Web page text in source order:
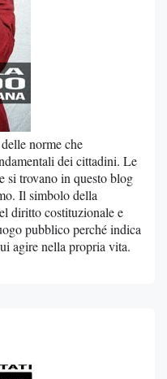
norme che
dei cittadini. Le
si trovano in questo blog
Il simbolo della
diritto costituzionale e
pubblico perché indica
agire nella propria vita.